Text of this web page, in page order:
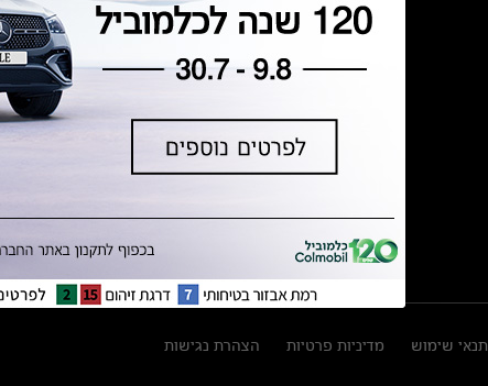
נתוני תווית צמיגים
מחירון חלפים
הודעה על הטבות לרכבי מרצדס בהסדר
תנאי שימוש מדיניות פרטיות הצהרת נגישות